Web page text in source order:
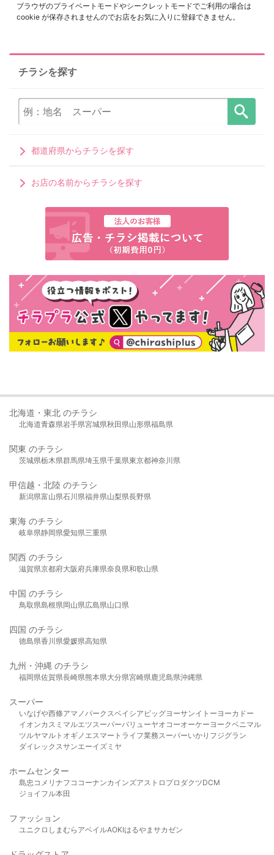
ブラウザのプライベートモードやシークレットモードでご利用の場合は
cookie が保存されませんのでお店をお気に入りに登録できません。
チラシを探す
都道府県からチラシを探す
お店の名前からチラシを探す
北海道・東北 のチラシ
北海道青森県岩手県宮城県秋田県山形県福島県
関東 のチラシ
茨城県栃木県群馬県埼玉県千葉県東京都神奈川県
甲信越・北陸 のチラシ
新潟県富山県石川県福井県山梨県長野県
東海 のチラシ
岐阜県静岡県愛知県三重県
関西 のチラシ
滋賀県京都府大阪府兵庫県奈良県和歌山県
中国 のチラシ
鳥取県島根県岡山県広島県山口県
四国 のチラシ
徳島県香川県愛媛県高知県
九州・沖縄 のチラシ
福岡県佐賀県長崎県熊本県大分県宮崎県鹿児島県沖縄県
スーパー
いなげや西條アマノパークスベイシア ビッグヨーサンイトーヨーカドー
イオンカスミ マルエツスーパーバリューヤオコーオーケー ヨークベニマル
ツルヤマルト オギノ エスマート ライフ業務スーパーいかり フジグラン
ダイレックスサンエーイズミヤ
ホームセンター
島忠 コメリ ナフコ コーナンカインズアストロプロダクツDCM
ジョイフル本田
ファッション
ユニクロ しまむら アベイルAOKIはるやま サカゼン